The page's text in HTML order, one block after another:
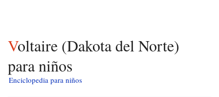
Voltaire (Dakota del Norte)
para niños
Enciclopedia para niños